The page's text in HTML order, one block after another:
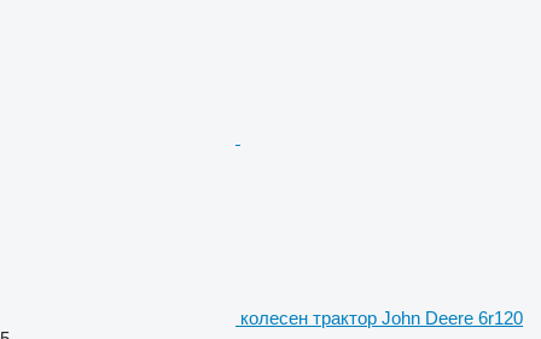
колесен трактор John Deere 6r120